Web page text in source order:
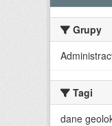
Grupy
Tagi
dane